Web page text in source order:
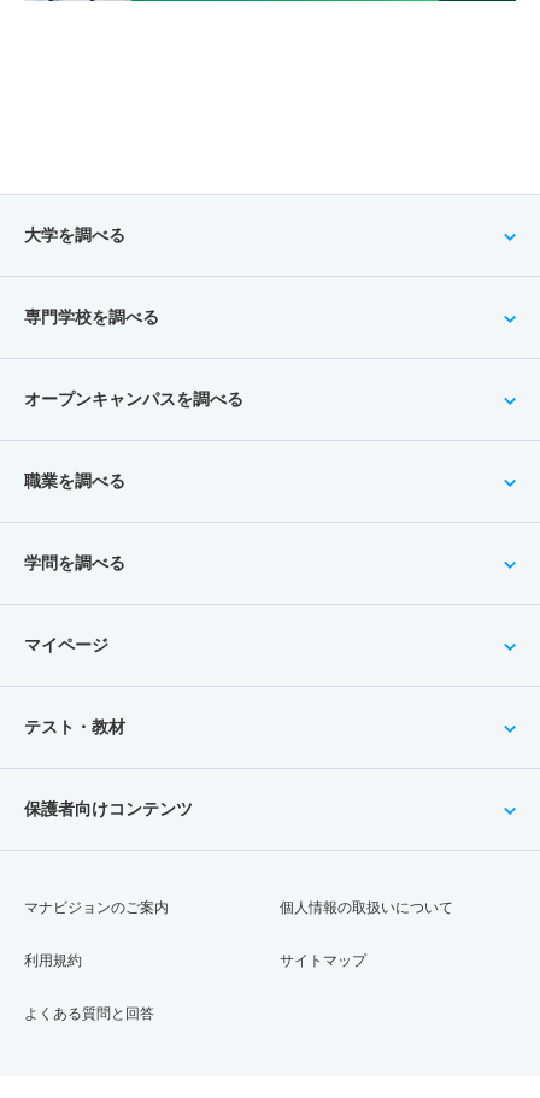
大学を調べる
専門学校を調べる
オープンキャンパスを調べる
職業を調べる
学問を調べる
マイページ
テスト・教材
保護者向けコンテンツ
マナビジョンのご案内
利用規約
よくある質問と回答
個人情報の取扱いについて
サイトマップ